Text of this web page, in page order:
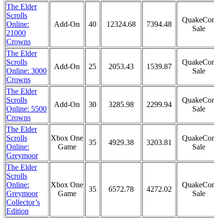
The Elder
Scrolls
Online:
21000
Crowns
Add-On 40 12324.68 7394.48
QuakeCon
Sale
The Elder
Scrolls
Online: 3000
Crowns
Add-On 25 2053.43 1539.87
QuakeCon
Sale
The Elder
Scrolls
Online: 5500
Crowns
Add-On 30 3285.98 2299.94
QuakeCon
Sale
The Elder
Scrolls
Online:
Greymoor
Xbox One
Game
35 4929.38 3203.81
QuakeCon
Sale
The Elder
Scrolls
Online:
Greymoor
Collector’s
Edition
Xbox One
Game
35 6572.78 4272.02
QuakeCon
Sale